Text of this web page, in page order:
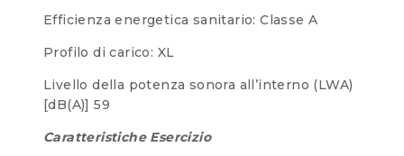
Efficienza energetica sanitario: Classe A
Profilo di carico: XL
Livello della potenza sonora all’interno (LWA)
[dB(A)] 59
Caratteristiche Esercizio